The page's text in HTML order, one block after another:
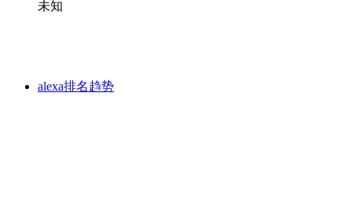
未知
alexa排名趋势